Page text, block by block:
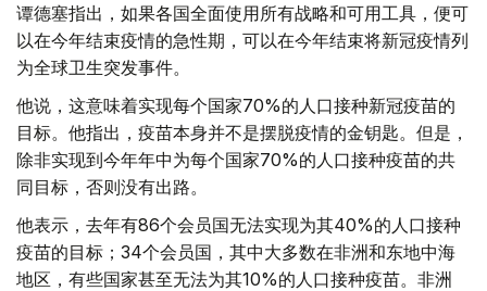
谭德塞指出，如果各国全面使用所有战略和可用工具，便可
以在今年结束疫情的急性期，可以在今年结束将新冠疫情列
为全球卫生突发事件。
他说，这意味着实现每个国家70%的人口接种新冠疫苗的
目标。他指出，疫苗本身并不是摆脱疫情的金钥匙。但是，
除非实现到今年年中为每个国家70%的人口接种疫苗的共
同目标，否则没有出路。
他表示，去年有86个会员国无法实现为其40%的人口接种
疫苗的目标；34个会员国，其中大多数在非洲和东地中海
地区，有些国家甚至无法为其10%的人口接种疫苗。非洲